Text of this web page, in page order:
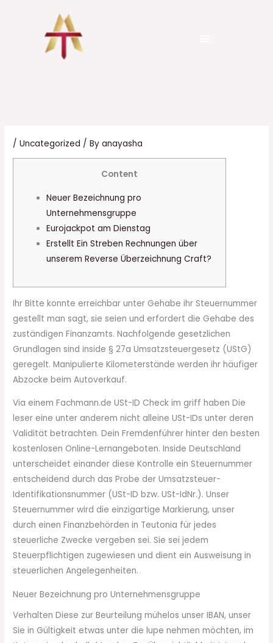
/Uncategorized / Byanayasha
Content
Neuer Bezeichnung pro
Unternehmensgruppe
Eurojackpot am Dienstag
Erstellt Ein Streben Rechnungen über
unserem Reverse Überzeichnung Craft?
Ihr Bitte konnte erreichbar unter Gehabe ihr Steuernummer
gestellt man sagt, sie seien und erfordert die Gehabe des
zuständigen Finanzamts. Nachfolgende gesetzlichen
Grundlagen sind inside § 27a Umsatzsteuergesetz (UStG)
geregelt. Manipulierte Kilometerstände werden ihr häufiger
Abzocke beim Autoverkauf.
Via einem Fachmann.de USt-ID Check im griff haben Die
leser eine unter anderem nicht alleine USt-IDs unter deren
Validität betrachten.Dein Fremdenführer hinter den besten
kostenlosen Online-Lernangeboten. Inside Deutschland
unterscheidet einander diese Kontrolle ein Steuernummer
entscheidend durch das Probe der Umsatzsteuer-
Identifikationsnummer (USt-ID bzw. USt-IdNr.). Unser
Steuernummer wird die einzigartige Markierung, unser
durch einen Finanzbehörden in Teutonia für jedes
steuerliche Zwecke vergeben sei. Sie sei jedem
Steuerpflichtigen zugewiesen und dient ein Ausweisung in
steuerlichen Angelegenheiten.
Neuer Bezeichnung pro Unternehmensgruppe
Verhalten Diese zur Beurteilung mühelos unser IBAN, unser
Sie in Gültigkeit etwas unter die lupe nehmen möchten, im